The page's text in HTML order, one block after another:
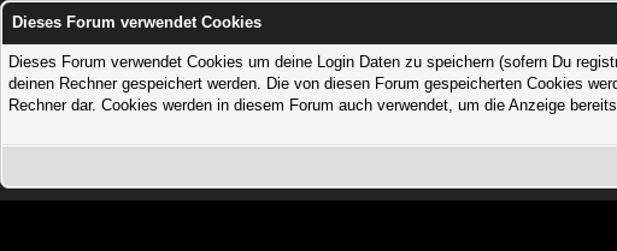
Dieses Forum verwendet Cookies
Dieses Forum verwendet Cookies um deine Login Daten zu speichern (sofern Du
deinen Rechner gespeichert werden. Die von diesen Forum gespeicherten Cookies
Rechner dar. Cookies werden in diesem Forum auch verwendet, um die Anzeige